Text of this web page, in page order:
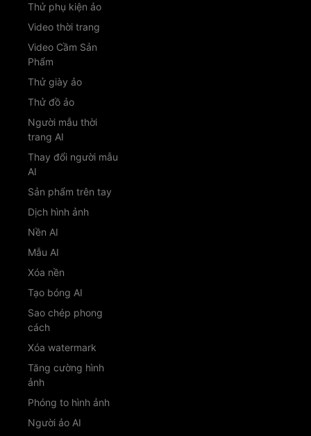
Thử phụ kiện ảo
Video thời trang
Video Cầm Sản
Phẩm
Thử giày ảo
Thử đồ ảo
Người mẫu thời
trang AI
Thay đổi người mẫu
AI
Sản phẩm trên tay
Dịch hình ảnh
Nền AI
Mẫu AI
Xóa nền
Tạo bóng AI
Sao chép phong
cách
Xóa watermark
Tăng cường hình
ảnh
Phóng to hình ảnh
Người ảo AI